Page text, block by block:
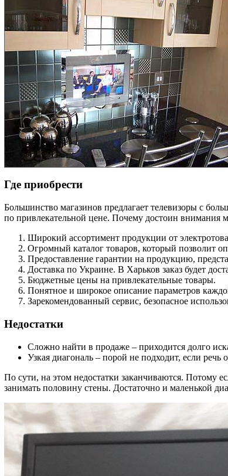
Где приобрести
Большинство магазинов предлагает телевизоры с
по привлекательной цене. Почему достоин внимания
Широкий ассортимент продукции от
Огромный каталог товаров, который позволит
Предоставление гарантии на продукцию,
Доставка по Украине. В Харьков заказ будет
Бюджетные цены на привлекательные товары.
Понятное и широкое описание параметров
Зарекомендованный сервис, безопасное
Недостатки
Сложно найти в продаже – приходится долго
Узкая диагональ – порой не подходит, если речь
По сути, на этом недостатки заканчиваются. Потому
занимать половину стены. Достаточно и маленькой